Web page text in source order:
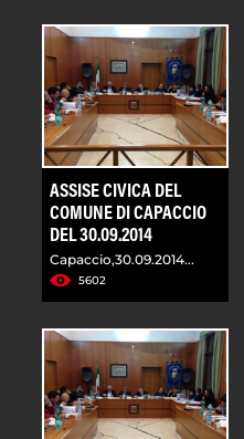
ASSISE CIVICA DEL
COMUNE DI CAPACCIO
DEL 30.09.2014
Capaccio,30.09.2014...
5602